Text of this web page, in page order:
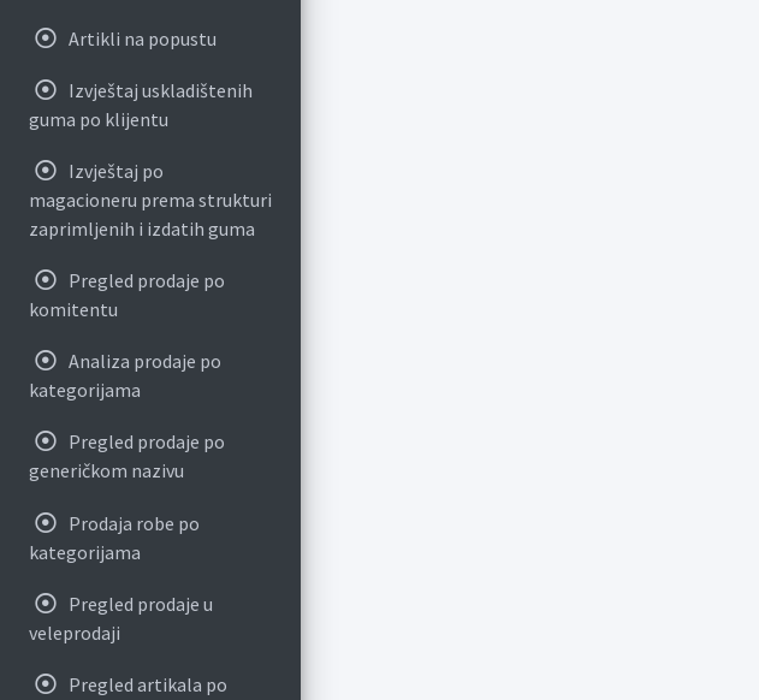
Artikli na popustu
Izvještaj uskladištenih
guma po klijentu
Izvještaj po
magacioneru prema strukturi
zaprimljenih i izdatih guma
Pregled prodaje po
komitentu
Analiza prodaje po
kategorijama
Pregled prodaje po
generičkom nazivu
Prodaja robe po
kategorijama
Pregled prodaje u
veleprodaji
Pregled artikala po